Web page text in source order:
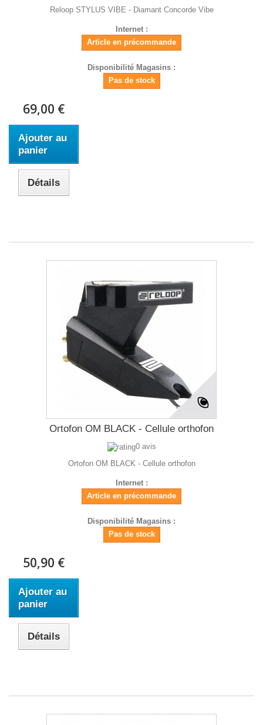
Reloop STYLUS VIBE - Diamant Concorde Vibe
Internet :
Article en précommande
Disponibilité Magasins :
Pas de stock
69,00 €
Ajouter au
panier
Détails
Ortofon OM BLACK - Cellule orthofon
0 avis
Ortofon OM BLACK - Cellule orthofon
Internet :
Article en précommande
Disponibilité Magasins :
Pas de stock
50,90 €
Ajouter au
panier
Détails